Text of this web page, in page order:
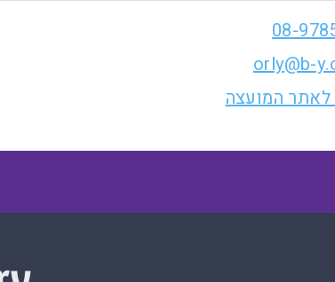
08-
orly@b-
לאתר המועצה